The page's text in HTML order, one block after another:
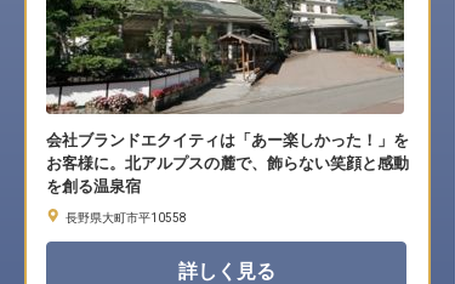
会社ブランドエクイティは「あー楽しかった！」を
お客様に。北アルプスの麓で、飾らない笑顔と感動
を創る温泉宿
長野県大町市平10558
詳しく見る